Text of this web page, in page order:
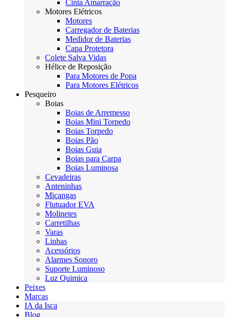
Cinta Amarração
Motores Elétricos
Motores
Carregador de Baterias
Medidor de Baterias
Capa Protetora
Colete Salva Vidas
Hélice de Reposição
Para Motores de Popa
Para Motores Elétricos
Pesqueiro
Boias
Boias de Arremesso
Boias Mini Torpedo
Boias Torpedo
Boias Pão
Boias Guia
Boias para Carpa
Boias Luminosa
Cevadeiras
Anteninhas
Miçangas
Flutuador EVA
Molinetes
Carretilhas
Varas
Linhas
Acessórios
Alarmes Sonoro
Suporte Luminoso
Luz Quimica
Peixes
Marcas
IA da Isca
Blog